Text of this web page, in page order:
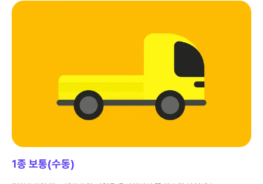
1종 보통(수동)